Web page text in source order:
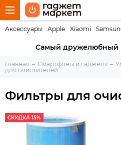
Аксессуары Apple Xiaomi
Самый дружелюбный
Главная Смартфоны и гаджеты
для очистителей
Фильтры для
СКИДКА 15%